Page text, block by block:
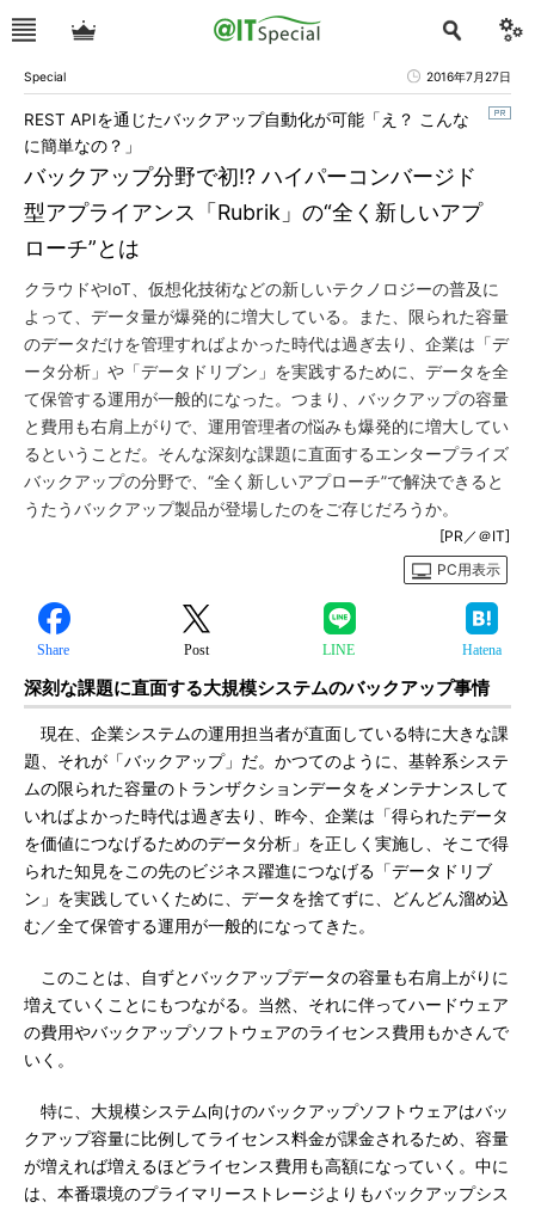
Special 2016年7月27日
バックアップ分野で初!? ハイパーコンバージド
型アプライアンス「Rubrik」の“全く新しいアプ
ローチ”とは
REST APIを通じたバックアップ自動化が可能「え？ こんな
に簡単なの？」
クラウドやIoT、仮想化技術などの新しいテクノロジーの普及に
よって、データ量が爆発的に増大している。また、限られた容量
のデータだけを管理すればよかった時代は過ぎ去り、企業は「デ
ータ分析」や「データドリブン」を実践するために、データを全
て保管する運用が一般的になった。つまり、バックアップの容量
と費用も右肩上がりで、運用管理者の悩みも爆発的に増大してい
るということだ。そんな深刻な課題に直面するエンタープライズ
バックアップの分野で、“全く新しいアプローチ”で解決できると
うたうバックアップ製品が登場したのをご存じだろうか。
[PR／＠IT]
PC用表示
Share Post LINE Hatena
深刻な課題に直面する大規模システムのバックアップ事情
現在、企業システムの運用担当者が直面している特に大きな課
題、それが「バックアップ」だ。かつてのように、基幹系システ
ムの限られた容量のトランザクションデータをメンテナンスして
いればよかった時代は過ぎ去り、昨今、企業は「得られたデータ
を価値につなげるためのデータ分析」を正しく実施し、そこで得
られた知見をこの先のビジネス躍進につなげる「データドリブ
ン」を実践していくために、データを捨てずに、どんどん溜め込
む／全て保管する運用が一般的になってきた。
このことは、自ずとバックアップデータの容量も右肩上がりに
増えていくことにもつながる。当然、それに伴ってハードウェア
の費用やバックアップソフトウェアのライセンス費用もかさんで
いく。
特に、大規模システム向けのバックアップソフトウェアはバッ
クアップ容量に比例してライセンス料金が課金されるため、容量
が増えれば増えるほどライセンス費用も高額になっていく。中に
は、本番環境のプライマリーストレージよりもバックアップシス